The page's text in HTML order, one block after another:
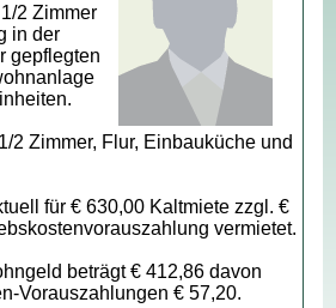
2 Zimmer
in der
gepflegten
2 Zimmer, Flur, Einbauküche und
für € 630,00 Kaltmiete zzgl. €
vermietet.
beträgt € 412,86 davon
Vorauszahlungen € 57,20.